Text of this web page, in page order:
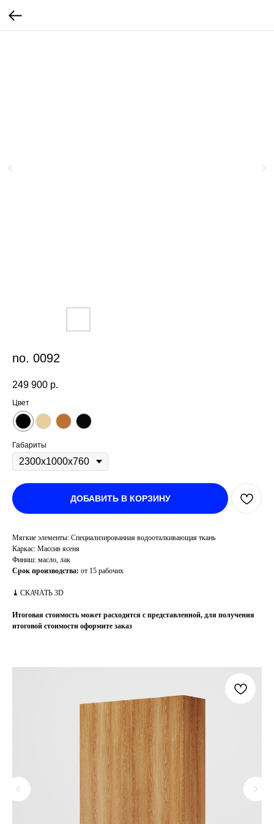
no. 0092
249 900 р.
Цвет
Габариты
ДОБАВИТЬ В КОРЗИНУ
Мягкие элементы: Специализированная водооталкивающая ткань
Каркас: Массив ясеня
Финиш: масло, лак
Срок производства: от 15 рабочих
⤓ СКАЧАТЬ 3D
Итоговая стоимость может расходится с представленной, для получения
итоговой стоимости оформите заказ